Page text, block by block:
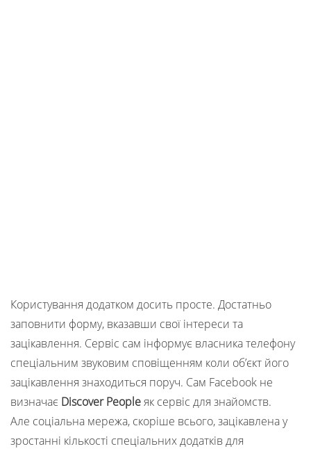
Користування додатком досить просте. Достатньо
заповнити форму, вказавши свої інтереси та
зацікавлення. Сервіс сам інформує власника телефону
спеціальним звуковим сповіщенням коли об’єкт його
зацікавлення знаходиться поруч. Сам Facebook не
визначає Discover Peopleяк сервіс для знайомств.
Але соціальна мережа, скоріше всього, зацікавлена у
зростанні кількості спеціальних додатків для